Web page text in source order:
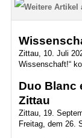
Zittau, 10. Juli
Wissenschaft!“
Duo Blanc
Zittau
Zittau, 19.
Freitag, dem 26.